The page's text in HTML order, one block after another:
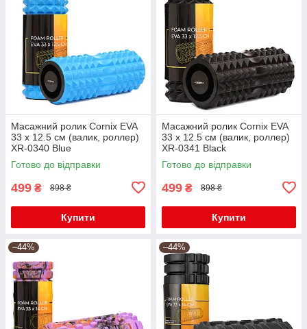
Масажний ролик Cornix EVA
33 x 12.5 см (валик, роллер)
XR-0340 Blue
Готово до відправки
499 ₴ 898 ₴
Купити
Масажний ролик Cornix EVA
33 x 12.5 см (валик, роллер)
XR-0341 Black
Готово до відправки
499 ₴ 898 ₴
Купити
–44% –44%